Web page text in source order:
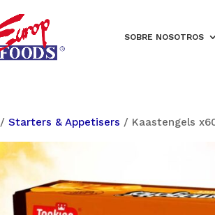
SOBRE NOSOTROS
/Starters & Appetisers / Kaastengels